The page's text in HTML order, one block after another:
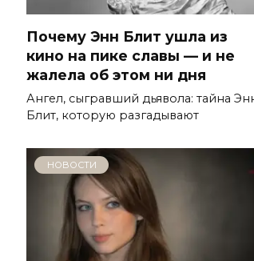
Почему Энн Блит ушла из
кино на пике славы — и не
жалела об этом ни дня
Ангел, сыгравший дьявола: тайна
Блит, которую разгадывают
НОВОСТИ